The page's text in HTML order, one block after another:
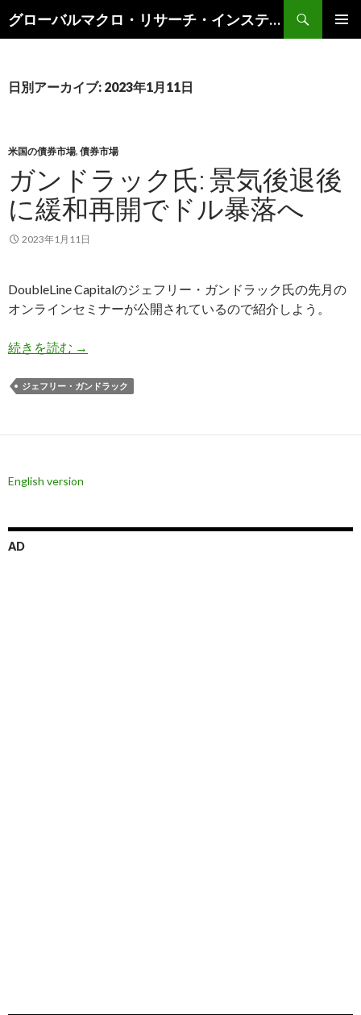
グローバルマクロ・リサーチ・インスティテュート
索
ン
キ
プ
日別アーカイブ: 2023年1月11日
米国の債券市場, 債券市場
ガンドラック氏: 景気後退後
に緩和再開でドル暴落へ
2023年1月11日
DoubleLine Capitalのジェフリー・ガンドラック氏の先月の
オンラインセミナーが公開されているので紹介しよう。
続きを読む ガンドラック氏: 景気後退後に緩和再開でドル暴
→
ジェフリー・ガンドラック
English version
AD